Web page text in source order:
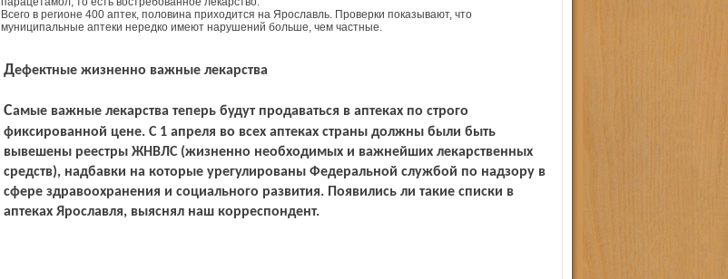
Всего в регионе 400 аптек, половина приходится на Ярославль. Проверки показывают, что
муниципальные аптеки нередко имеют нарушений больше, чем частные.
Дефектные жизненно важные лекарства
Самые важные лекарства теперь будут продаваться в аптеках по строго
фиксированной цене. С 1 апреля во всех аптеках страны должны были быть
вывешены реестры ЖНВЛС (жизненно необходимых и важнейших лекарственных
средств), надбавки на которые урегулированы Федеральной службой по надзору в
сфере здравоохранения и социального развития. Появились ли такие списки в
аптеках Ярославля, выяснял наш корреспондент.